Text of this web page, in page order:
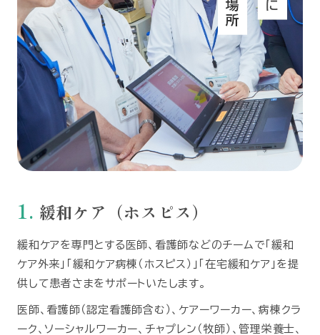
緩和ケア（ホスピス）
緩和ケアを専門とする医師、看護師などのチームで「緩和
ケア外来」「緩和ケア病棟（ホスピス）」「在宅緩和ケア」を提
供して患者さまをサポートいたします。
医師、看護師（認定看護師含む）、ケアーワーカー、病棟クラ
ーク、ソーシャルワーカー、チャプレン（牧師）、管理栄養士、